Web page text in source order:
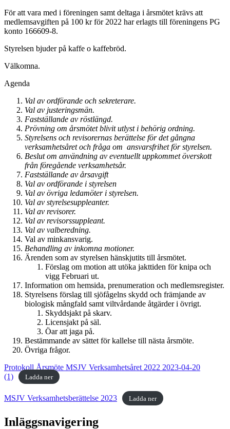
För att vara med i föreningen samt deltaga i årsmötet krävs att
medlemsavgiften på 100 kr för 2022 har erlagts till föreningens PG
konto 166609-8.
Styrelsen bjuder på kaffe o kaffebröd.
Välkomna.
Agenda
Val av ordförande och sekreterare.
Val av justeringsmän.
Fastställande av röstlängd.
Prövning om årsmötet blivit utlyst i behörig ordning.
Styrelsens och revisorernas berättelse för det gångna
verksamhetsåret och fråga om ansvarsfrihet för styrelsen.
Beslut om användning av eventuellt uppkommet överskott
från föregående verksamhetsår.
Fastställande av årsavgift
Val av ordförande i styrelsen
Val av övriga ledamöter i styrelsen.
Val av styrelsesuppleanter.
Val av revisorer.
Val av revisorssuppleant.
Val av valberedning.
Val av minkansvarig.
Behandling av inkomna motioner.
Ärenden som av styrelsen hänskjutits till årsmötet.
Förslag om motion att utöka jakttiden för knipa och
vigg Februari ut.
Information om hemsida, prenumeration och medlemsregister.
Styrelsens förslag till sjöfågelns skydd och främjande av
biologisk mångfald samt viltvårdande åtgärder i övrigt.
Skyddsjakt på skarv.
Licensjakt på säl.
Öar att jaga på.
Bestämmande av sättet för kallelse till nästa årsmöte.
Övriga frågor.
Protokoll Årsmöte MSJV Verksamhetsåret 2022 2023-04-20
(1)
Ladda ner
MSJV Verksamhetsberättelse 2023 Ladda ner
Inläggsnavigering